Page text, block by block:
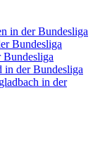
in der Bundesliga
Bundesliga
der Bundesliga
in der